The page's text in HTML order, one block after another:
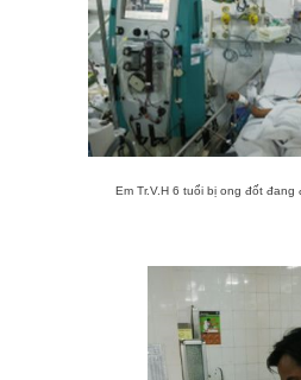
Em Tr.V.H 6 tuổi bị ong đốt